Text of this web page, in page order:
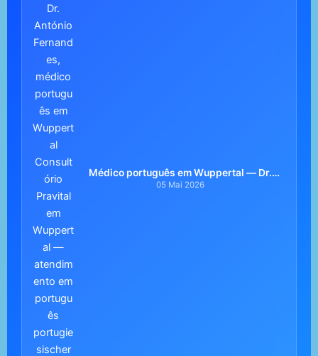
Médico português em Wuppertal — Dr.
António Fernandes
05 Mai 2026